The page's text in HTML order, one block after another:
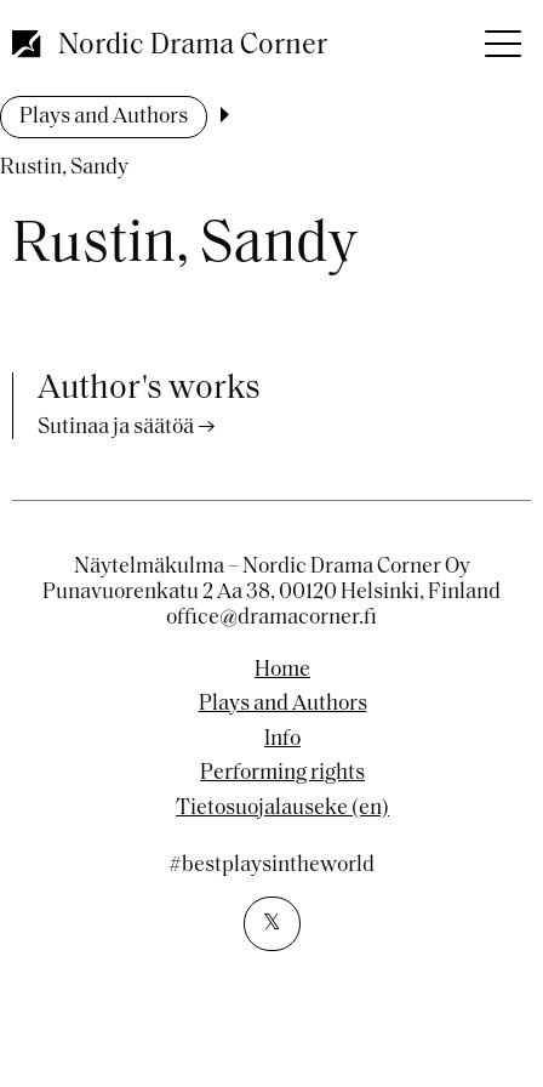
to
main
Nordic Drama Corner
Breadcrumb
Plays and Authors
Rustin, Sandy
Rustin, Sandy
Author's works
Sutinaa ja säätöä
Näytelmäkulma – Nordic Drama Corner Oy
Punavuorenkatu 2 Aa 38, 00120 Helsinki, Finland
office@dramacorner.fi
Home
Plays and Authors
Info
Performing rights
Tietosuojalauseke (en)
#bestplaysintheworld
𝕏